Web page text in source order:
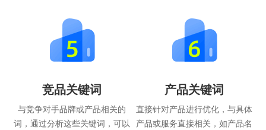
竞品关键词
与竞争对手品牌或产品相关的
词，通过分析这些关键词，可以
产品关键词
直接针对产品进行优化，与具体
产品或服务直接相关，如产品名